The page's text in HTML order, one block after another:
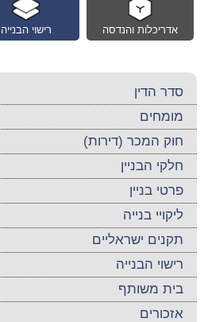
רישוי הבנייה אדריכלות והנדסה
סדר הדין
מומחים
חוק המכר (דירות)
חלקי הבניין
פרטי בניין
ליקויי בנייה
תקנים ישראליים
רישוי הבנייה
בית משותף
אזכורים